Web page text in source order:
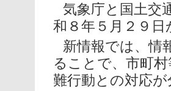
気象庁と国土交
和８年５月２９
新情報では、情
ることで、市町
難行動との対応